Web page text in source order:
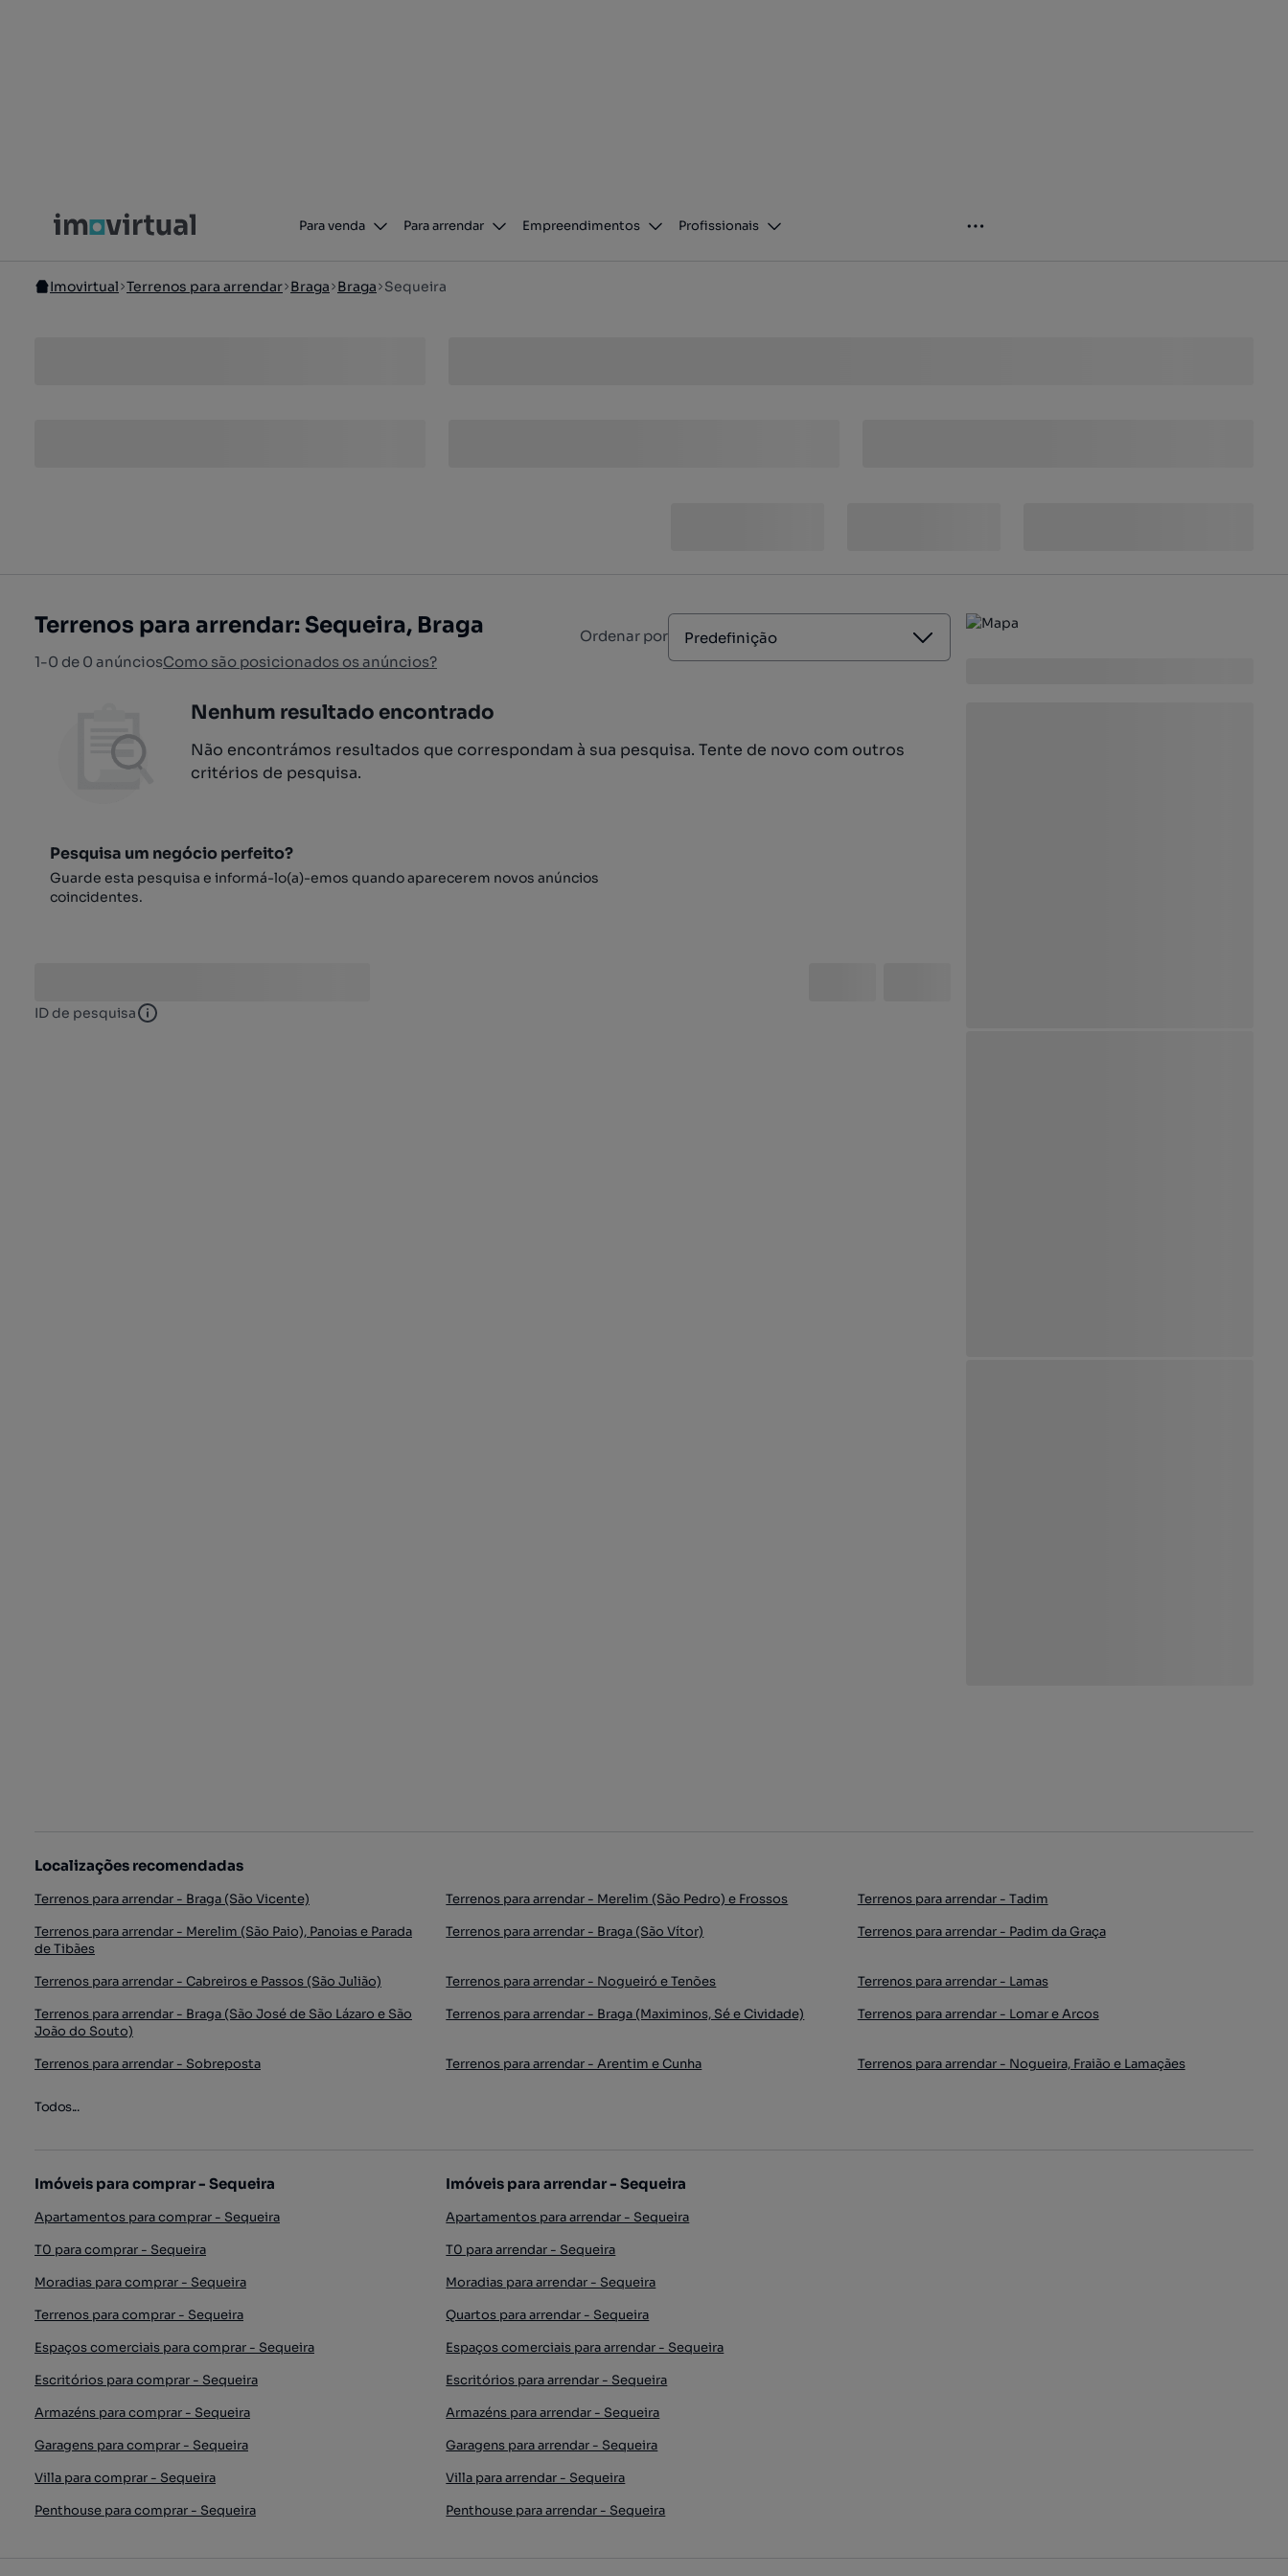
Para venda Para arrendar Empreendimentos Profissionais
Imovirtual Terrenos para arrendar Braga Braga Sequeira
Terrenos para arrendar: Sequeira, Braga
1-0 de 0 anúnciosComo são posicionados os anúncios?
Ordenar por Predefinição
Nenhum resultado encontrado
Não encontrámos resultados que correspondam à sua pesquisa. Tente de novo com outros
critérios de pesquisa.
Pesquisa um negócio perfeito?
Guarde esta pesquisa e informá-lo(a)-emos quando aparecerem novos anúncios
coincidentes.
ID de pesquisa ID de pesquisa
Localizações recomendadas
Terrenos para arrendar - Braga (São Vicente) Terrenos para arrendar - Merelim (São Pedro) e Frossos
Terrenos para arrendar - Tadim
Terrenos para arrendar - Merelim (São Paio), Panoias e Parada
de Tibães
Terrenos para arrendar - Braga (São Vítor) Terrenos para arrendar - Padim da Graça
Terrenos para arrendar - Cabreiros e Passos (São Julião) Terrenos para arrendar - Nogueiró e Tenões
Terrenos para arrendar - Lamas
Terrenos para arrendar - Braga (São José de São Lázaro e São
João do Souto)
Terrenos para arrendar - Braga (Maximinos, Sé e Cividade) Terrenos para arrendar - Lomar e Arcos
Terrenos para arrendar - Sobreposta Terrenos para arrendar - Arentim e Cunha Terrenos para arrendar - Nogueira, Fraião e Lamaçães
Todos...
Imóveis para comprar - Sequeira
Apartamentos para comprar - Sequeira
T0 para comprar - Sequeira
Moradias para comprar - Sequeira
Terrenos para comprar - Sequeira
Espaços comerciais para comprar - Sequeira
Escritórios para comprar - Sequeira
Armazéns para comprar - Sequeira
Garagens para comprar - Sequeira
Villa para comprar - Sequeira
Penthouse para comprar - Sequeira
Imóveis para arrendar - Sequeira
Apartamentos para arrendar - Sequeira
T0 para arrendar - Sequeira
Moradias para arrendar - Sequeira
Quartos para arrendar - Sequeira
Espaços comerciais para arrendar - Sequeira
Escritórios para arrendar - Sequeira
Armazéns para arrendar - Sequeira
Garagens para arrendar - Sequeira
Villa para arrendar - Sequeira
Penthouse para arrendar - Sequeira